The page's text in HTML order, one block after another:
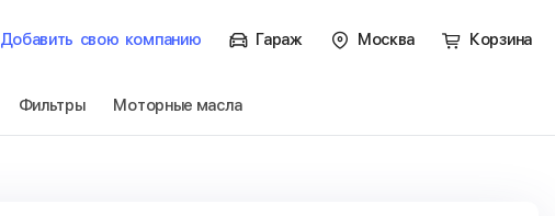
Добавить свою компанию Гараж Москва Корзина
Фильтры Моторные масла